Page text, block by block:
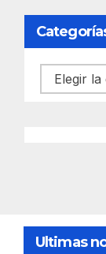
Categorías
Ultimas